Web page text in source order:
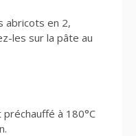
abricots en 2,
les sur la pâte au
à 180°C